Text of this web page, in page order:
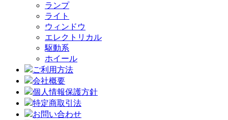
ランプ
ライト
ウィンドウ
エレクトリカル
駆動系
ホイール
ご利用方法
会社概要
個人情報保護方針
特定商取引法
お問い合わせ